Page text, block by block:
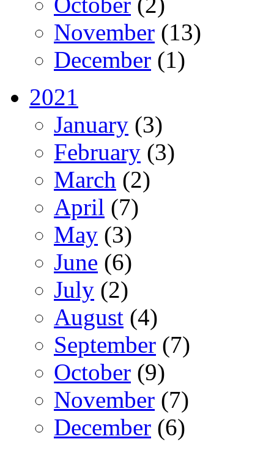
November (13)
December (1)
2021
January (3)
February (3)
March (2)
April (7)
May (3)
June (6)
July (2)
August (4)
September (7)
October (9)
November (7)
December (6)